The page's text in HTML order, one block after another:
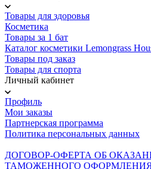
Товары для здоровья
Косметика
Товары за 1 бат
Каталог косметики Lemongrass
Товары под заказ
Товары для спорта
Личный кабинет
Профиль
Мои заказы
Партнерская программа
Политика персональных данных
ДОГОВОР-ОФЕРТА ОБ
ТАМОЖЕННОГО ОФОРМЛЕНИЯ